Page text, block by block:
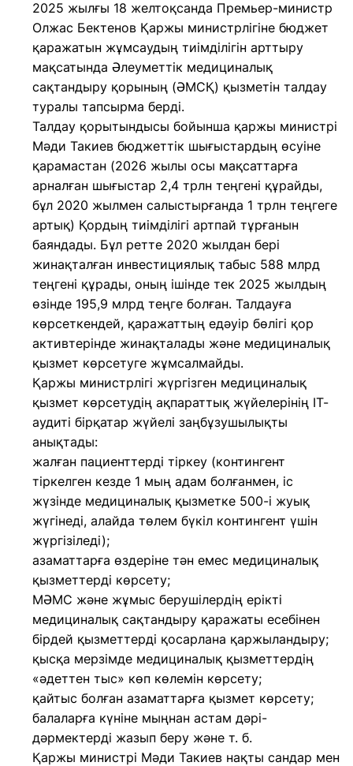
2025 жылғы 18 желтоқсанда Премьер-министр
Олжас Бектенов Қаржы министрлігіне бюджет
қаражатын жұмсаудың тиімділігін арттыру
мақсатында Әлеуметтік медициналық
сақтандыру қорының (ӘМСҚ) қызметін талдау
туралы тапсырма берді.
Талдау қорытындысы бойынша қаржы министрі
Мәди Такиев бюджеттік шығыстардың өсуіне
қарамастан (2026 жылы осы мақсаттарға
арналған шығыстар 2,4 трлн теңгені құрайды,
бұл 2020 жылмен салыстырғанда 1 трлн теңгеге
артық) Қордың тиімділігі артпай тұрғанын
баяндады. Бұл ретте 2020 жылдан бері
жинақталған инвестициялық табыс 588 млрд
теңгені құрады, оның ішінде тек 2025 жылдың
өзінде 195,9 млрд теңге болған. Талдауға
көрсеткендей, қаражаттың едәуір бөлігі қор
активтерінде жинақталады және медициналық
қызмет көрсетуге жұмсалмайды.
Қаржы министрлігі жүргізген медициналық
қызмет көрсетудің ақпараттық жүйелерінің IT-
аудиті бірқатар жүйелі заңбұзушылықты
анықтады:
жалған пациенттерді тіркеу (контингент
тіркелген кезде 1 мың адам болғанмен, іс
жүзінде медициналық қызметке 500-і жуық
жүгінеді, алайда төлем бүкіл контингент үшін
жүргізіледі);
азаматтарға өздеріне тән емес медициналық
қызметтерді көрсету;
МӘМС және жұмыс берушілердің ерікті
медициналық сақтандыру қаражаты есебінен
бірдей қызметтерді қосарлана қаржыландыру;
қысқа мерзімде медициналық қызметтердің
«әдеттен тыс» көп көлемін көрсету;
қайтыс болған азаматтарға қызмет көрсету;
балаларға күніне мыңнан астам дәрі-
дәрмектерді жазып беру және т. б.
Қаржы министрі Мәди Такиев нақты сандар мен